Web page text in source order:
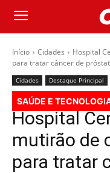
Início Cidades
Hospital
para tratar câncer de
Cidades Destaque Principal
SAÚDE E
Hospital
mutirão de
para tratar